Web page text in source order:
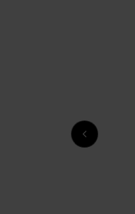
Previous slide